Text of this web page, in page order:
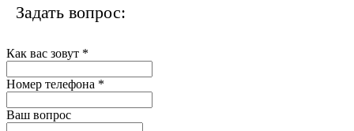
Задать вопрос:
Как вас зовут *
Номер телефона *
Ваш вопрос